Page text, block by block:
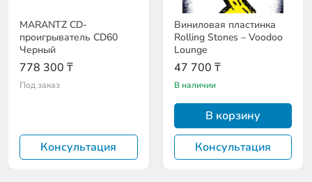
MARANTZ CD-
проигрыватель CD60
Черный
778 300 ₸
Под заказ
Консультация
Виниловая пластинка
Rolling Stones – Voodoo
Lounge
47 700 ₸
В наличии
В корзину
Консультация